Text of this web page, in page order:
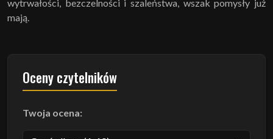
wytrwałości, bezczelności i szaleństwa, wszak pomysły już
mają.
Oceny czytelników
Twoja ocena: